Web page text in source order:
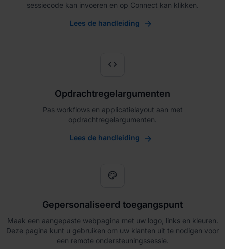
sessiecode kan invoeren en op Connect kan klikken.
Lees de handleiding
code
Opdrachtregelargumenten
Pas workflows en applicatielayout aan met
opdrachtregelargumenten.
Lees de handleiding
palette
Gepersonaliseerd toegangspunt
Maak een aangepaste webpagina met uw logo, links en kleuren.
Deze pagina kunt u gebruiken om uw klanten uit te nodigen voor
een remote ondersteuningssessie.